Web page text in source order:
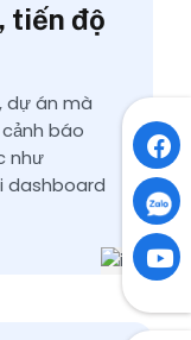
tiến độ
dự án mà
báo
như
dashboard